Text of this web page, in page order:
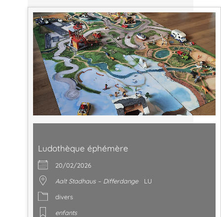
Ludothèque éphémère
20/02/2026
Aalt Stadhaus – Differdange
LU
divers
enfants